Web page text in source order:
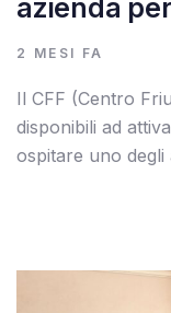
azienda
2 MESI FA
Il CFF (Centro
disponibili ad
ospitare uno